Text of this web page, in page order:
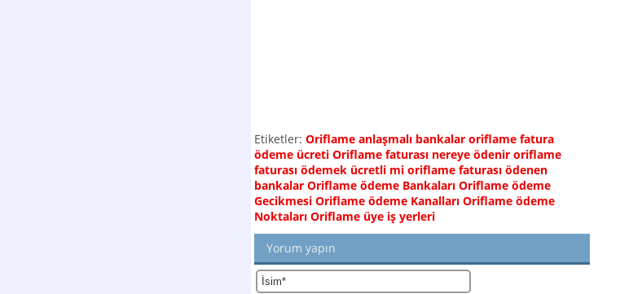
Etiketler: Oriflame anlaşmalı bankalar oriflame fatura
ödeme ücreti Oriflame faturası nereye ödenir oriflame
faturası ödemek ücretli mi oriflame faturası ödenen
bankalar Oriflame ödeme Bankaları Oriflame ödeme
Gecikmesi Oriflame ödeme Kanalları Oriflame ödeme
Noktaları Oriflame üye iş yerleri
Yorum yapın